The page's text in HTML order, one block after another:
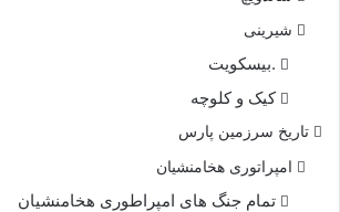
شیرینی
.بیسکویت
کیک و کلوچه
تاریخ سرزمین پارس
امپراتوری هخامنشیان
تمام جنگ های امپراطوری هخامنشیان